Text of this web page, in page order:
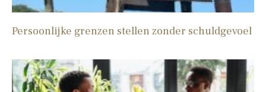
Persoonlijke grenzen stellen zonder schuldgevoel